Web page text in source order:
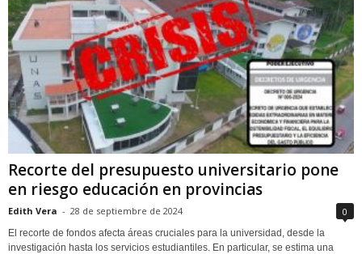
Recorte del presupuesto universitario pone
en riesgo educación en provincias
Edith Vera - 28 de septiembre de 2024 0
El recorte de fondos afecta áreas cruciales para la universidad, desde la
investigación hasta los servicios estudiantiles. En particular, se estima una